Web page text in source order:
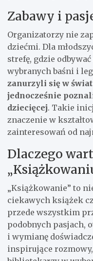
Zabawy i
Organizatorzy nie
dziećmi. Dla
strefę, gdzie odbywać
wybranych baśni i
zanurzyli się w
jednocześnie
dziecięcej. Takie
znaczenie w
zainteresowań od
Dlaczego
„Książkowanie” to
ciekawych książek
przede wszystkim
podobnych pasjach,
i wymianę
inspirujące